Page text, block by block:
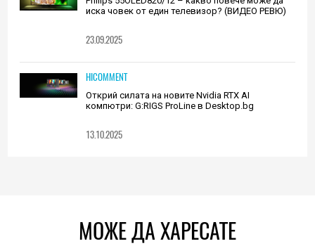
иска човек от един телевизор? (ВИДЕО РЕВЮ)
23.09.2025
HICOMMENT
Открий силата на новите Nvidia RTX AI
компютри: G:RIGS ProLine в Desktop.bg
13.10.2025
МОЖЕ ДА ХАРЕСАТЕ